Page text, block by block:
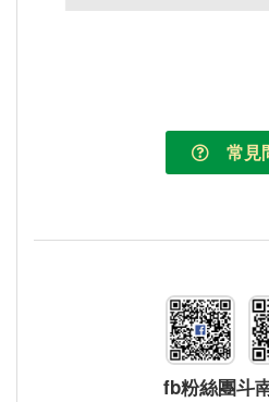
常見
fb粉絲團斗